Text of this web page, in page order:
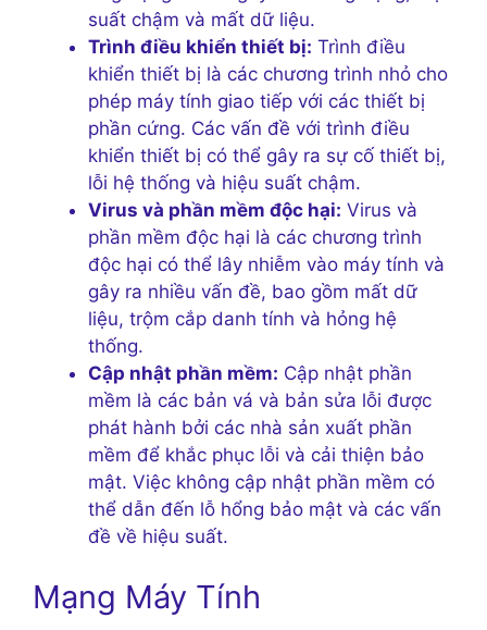
suất chậm và mất dữ liệu.
Trình điều khiển thiết bị: Trình điều
khiển thiết bị là các chương trình nhỏ cho
phép máy tính giao tiếp với các thiết bị
phần cứng. Các vấn đề với trình điều
khiển thiết bị có thể gây ra sự cố thiết bị,
lỗi hệ thống và hiệu suất chậm.
Virus và phần mềm độc hại: Virus và
phần mềm độc hại là các chương trình
độc hại có thể lây nhiễm vào máy tính và
gây ra nhiều vấn đề, bao gồm mất dữ
liệu, trộm cắp danh tính và hỏng hệ
thống.
Cập nhật phần mềm: Cập nhật phần
mềm là các bản vá và bản sửa lỗi được
phát hành bởi các nhà sản xuất phần
mềm để khắc phục lỗi và cải thiện bảo
mật. Việc không cập nhật phần mềm có
thể dẫn đến lỗ hổng bảo mật và các vấn
đề về hiệu suất.
Mạng Máy Tính